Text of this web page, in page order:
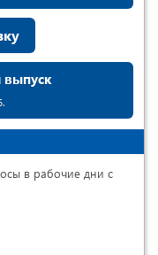
в рабочие дни с